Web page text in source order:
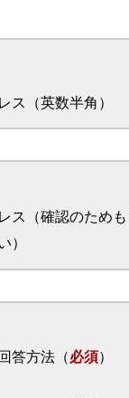
ス（英数半角）
ス（確認のため
）
答方法 （必須）